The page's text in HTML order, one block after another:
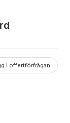
i offertförfrågan